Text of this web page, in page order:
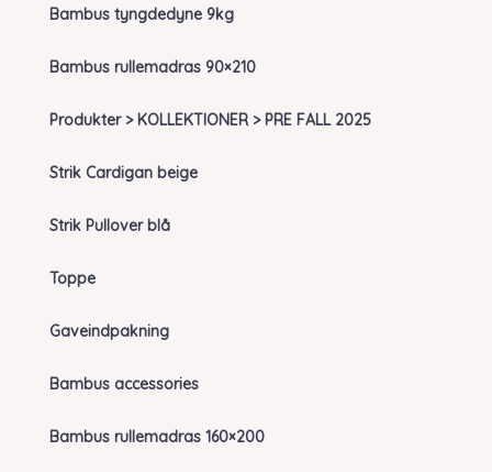
Bambus tyngdedyne 9kg
Bambus rullemadras 90×210
Produkter > KOLLEKTIONER > PRE FALL 2025
Strik Cardigan beige
Strik Pullover blå
Toppe
Gaveindpakning
Bambus accessories
Bambus rullemadras 160×200